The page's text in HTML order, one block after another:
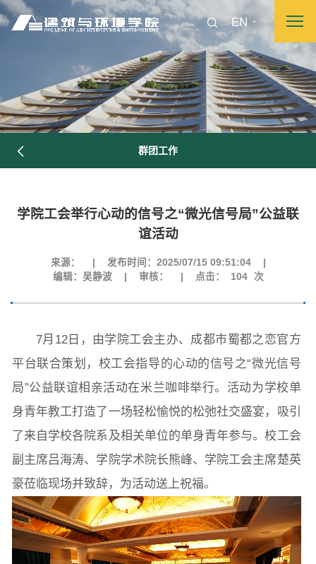
EN
图片新闻
学院简介 现任领导 各系介绍
院党委 院行政 院工会 教授委员会
教学科研岗 行政管理岗 教学思政岗 实验教辅岗
本科教育 研究生教育 继续教育
科研概况 学术动态 科研平台 科研办事流程
群团工作
学院工会举行心动的信号之“微光信号局”公益联
谊活动
来源： 发布时间：2025/07/15 09:51:04
编辑：吴静波
审核： 点击： 104 次
7月12日，由学院工会主办、成都市蜀都之恋官方
平台联合策划，校工会指导的心动的信号之“微光信号
局”公益联谊相亲活动在米兰咖啡举行。活动为学校单
身青年教工打造了一场轻松愉悦的松弛社交盛宴，吸引
了来自学校各院系及相关单位的单身青年参与。校工会
副主席吕海涛、学院学术院长熊峰、学院工会主席楚英
豪莅临现场并致辞，为活动送上祝福。